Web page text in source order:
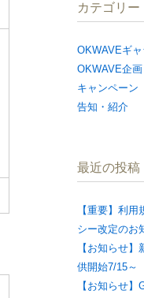
カテゴリー
OKWAVEギ
OKWAVE企
キャンペーン
告知・紹介
最近の投稿
【重要】利
シー改定のお
【お知らせ
供開始7/15～
【お知らせ